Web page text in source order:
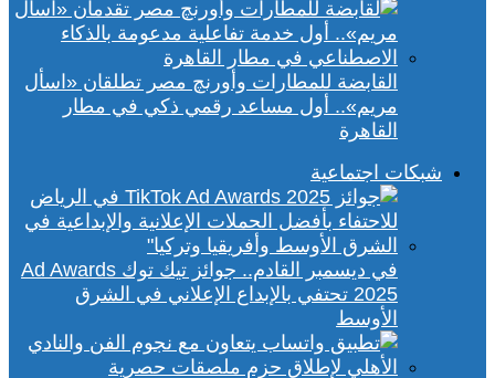
القابضة للمطارات وأورنچ مصر تطلقان «اسأل
مريم».. أول مساعد رقمي ذكي في مطار
القاهرة
شبكات اجتماعية
في ديسمبر القادم.. جوائز تيك توك Ad Awards
2025 تحتفي بالإبداع الإعلاني في الشرق
الأوسط